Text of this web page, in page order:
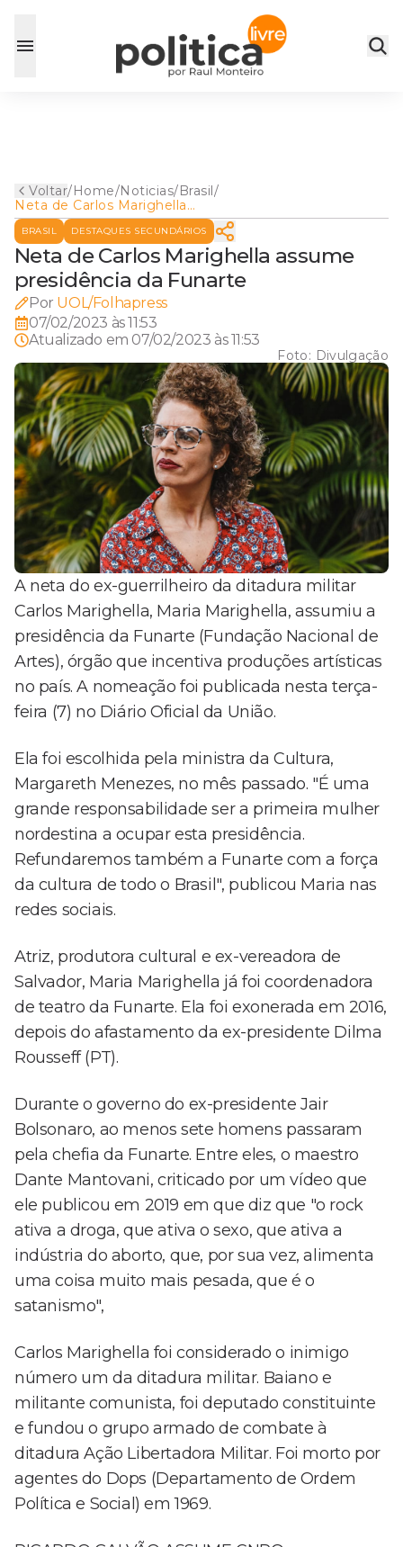
Voltar/Home/Noticias/Brasil/
Neta de Carlos Marighella
assume presidência da
Funarte
BRASIL DESTAQUES SECUNDÁRIOS
Neta de Carlos Marighella assume
presidência da Funarte
Por UOL/Folhapress
07/02/2023 às 11:53
Atualizado em 07/02/2023 às 11:53
Foto: Divulgação
A neta do ex-guerrilheiro da ditadura militar
Carlos Marighella, Maria Marighella, assumiu a
presidência da Funarte (Fundação Nacional de
Artes), órgão que incentiva produções artísticas
no país. A nomeação foi publicada nesta terça-
feira (7) no Diário Oficial da União.
Ela foi escolhida pela ministra da Cultura,
Margareth Menezes, no mês passado. "É uma
grande responsabilidade ser a primeira mulher
nordestina a ocupar esta presidência.
Refundaremos também a Funarte com a força
da cultura de todo o Brasil", publicou Maria nas
redes sociais.
Atriz, produtora cultural e ex-vereadora de
Salvador, Maria Marighella já foi coordenadora
de teatro da Funarte. Ela foi exonerada em 2016,
depois do afastamento da ex-presidente Dilma
Rousseff (PT).
Durante o governo do ex-presidente Jair
Bolsonaro, ao menos sete homens passaram
pela chefia da Funarte. Entre eles, o maestro
Dante Mantovani, criticado por um vídeo que
ele publicou em 2019 em que diz que "o rock
ativa a droga, que ativa o sexo, que ativa a
indústria do aborto, que, por sua vez, alimenta
uma coisa muito mais pesada, que é o
satanismo",
Carlos Marighella foi considerado o inimigo
número um da ditadura militar. Baiano e
militante comunista, foi deputado constituinte
e fundou o grupo armado de combate à
ditadura Ação Libertadora Militar. Foi morto por
agentes do Dops (Departamento de Ordem
Política e Social) em 1969.